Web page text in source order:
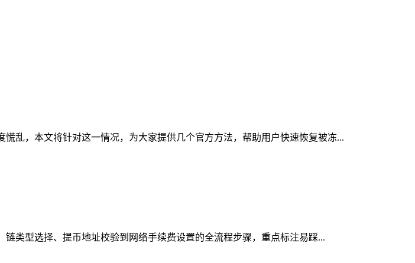
乱，本文将针对这一情况，为大家提供几个官方方法，帮助用户快速恢复被冻...
类型选择、提币地址校验到网络手续费设置的全流程步骤，重点标注易踩...